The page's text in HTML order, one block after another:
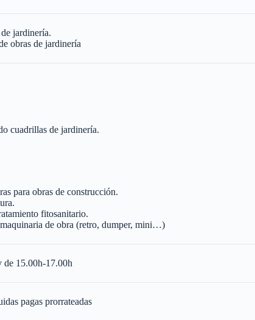
jardinería.
obras de jardinería
cuadrillas de jardinería.
para obras de construcción.
fitosanitario.
de obra (retro, dumper, mini…)
15.00h-17.00h
pagas prorrateadas